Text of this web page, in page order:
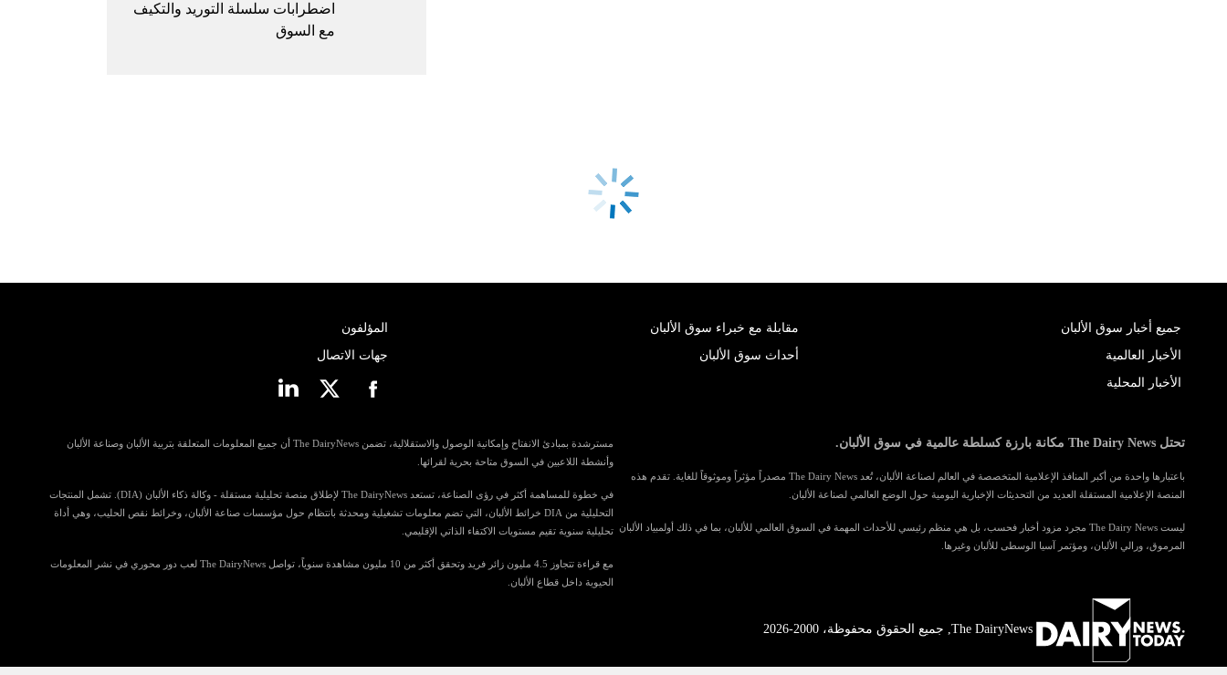
اضطرابات سلسلة التوريد والتكيف
مع السوق
جميع أخبار سوق الألبان
الأخبار العالمية
الأخبار المحلية
مقابلة مع خبراء سوق الألبان
أحداث سوق الألبان
المؤلفون
جهات الاتصال
تحتل The Dairy News مكانة بارزة كسلطة عالمية في سوق الألبان.
باعتبارها واحدة من أكبر المنافذ الإعلامية المتخصصة في العالم لصناعة الألبان، تُعد The Dairy News مصدراً مؤثراً وموثوقاً للغاية. تقدم هذه
المنصة الإعلامية المستقلة العديد من التحديثات الإخبارية اليومية حول الوضع العالمي لصناعة الألبان.
ليست The Dairy News مجرد مزود أخبار فحسب، بل هي منظم رئيسي للأحداث المهمة في السوق العالمي للألبان، بما في ذلك أولمبياد الألبان
المرموق، ورالي الألبان، ومؤتمر آسيا الوسطى للألبان وغيرها.
The DairyNews, جميع الحقوق محفوظة، 2000-2026
مسترشدة بمبادئ الانفتاح وإمكانية الوصول والاستقلالية، تضمن The DairyNews أن جميع المعلومات المتعلقة بتربية الألبان وصناعة الألبان
وأنشطة اللاعبين في السوق متاحة بحرية لقرائها.
في خطوة للمساهمة أكثر في رؤى الصناعة، تستعد The DairyNews لإطلاق منصة تحليلية مستقلة - وكالة ذكاء الألبان (DIA). تشمل المنتجات
التحليلية من DIA خرائط الألبان، التي تضم معلومات تشغيلية ومحدثة بانتظام حول مؤسسات صناعة الألبان، وخرائط نقص الحليب، وهي أداة
تحليلية سنوية تقيم مستويات الاكتفاء الذاتي الإقليمي.
مع قراءة تتجاوز 4.5 مليون زائر فريد وتحقق أكثر من 10 مليون مشاهدة سنوياً، تواصل The DairyNews لعب دور محوري في نشر المعلومات
الحيوية داخل قطاع الألبان.